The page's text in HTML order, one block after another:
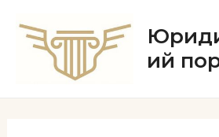
содержимому
ий